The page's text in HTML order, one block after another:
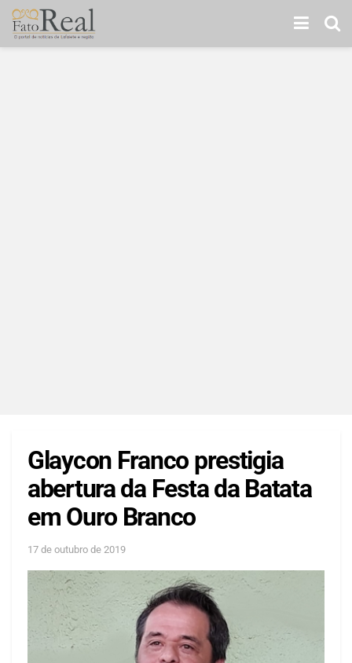
Glaycon Franco prestigia
abertura da Festa da Batata
em Ouro Branco
17 de outubro de 2019